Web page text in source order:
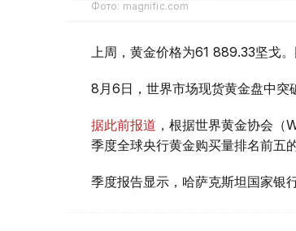
Фото: magnific.com
上周，黄金价格为61 889.33坚戈
8月6日，世界市场现货黄金盘中突
据此前报道 ，根据世界黄金协会
季度全球央行黄金购买量排名前五
季度报告显示，哈萨克斯坦国家银